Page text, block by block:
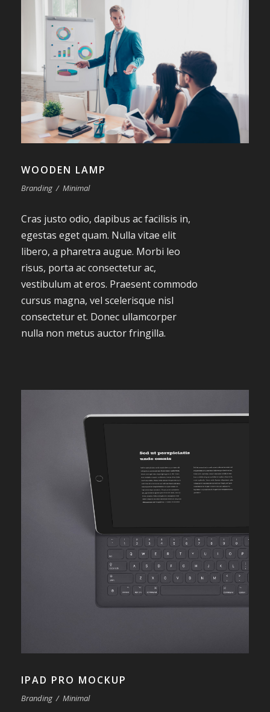
WOODEN LAMP
Branding / Minimal
Cras justo odio, dapibus ac facilisis in,
egestas eget quam. Nulla vitae elit
libero, a pharetra augue. Morbi leo
risus, porta ac consectetur ac,
vestibulum at eros. Praesent commodo
cursus magna, vel scelerisque nisl
consectetur et. Donec ullamcorper
nulla non metus auctor fringilla.
IPAD PRO MOCKUP
Branding / Minimal